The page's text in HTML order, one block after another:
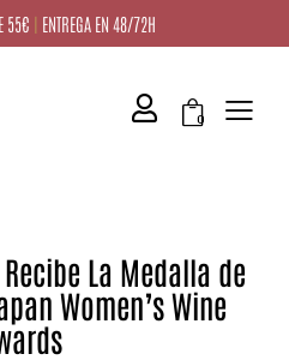
55€ | ENTREGA EN 48/72H
0
La Medalla de
Women’s Wine